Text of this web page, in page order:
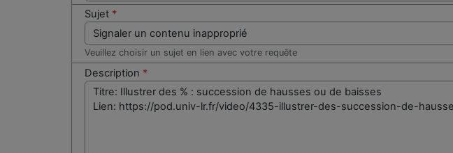
Sujet *
Veuillez choisir un sujet en lien avec votre requête
Description *